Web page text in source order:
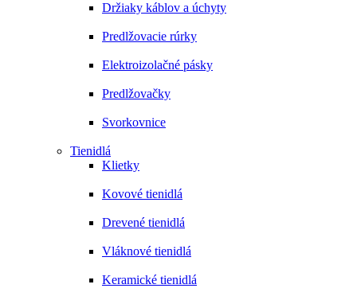
Držiaky káblov a úchyty
Predlžovacie rúrky
Elektroizolačné pásky
Predlžovačky
Svorkovnice
Tienidlá
Klietky
Kovové tienidlá
Drevené tienidlá
Vláknové tienidlá
Keramické tienidlá